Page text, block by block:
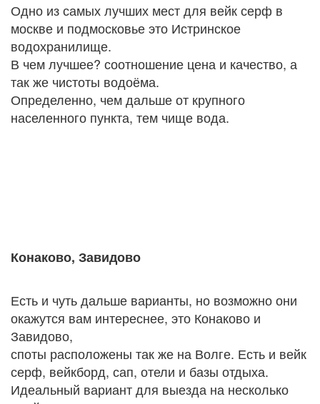
Одно из самых лучших мест для вейк серф в
москве и подмосковье это Истринское
водохранилище.
В чем лучшее? соотношение цена и качество, а
так же чистоты водоёма.
Определенно, чем дальше от крупного
населенного пункта, тем чище вода.
Конаково, Завидово
Есть и чуть дальше варианты, но возможно они
окажутся вам интереснее, это Конаково и
Завидово,
споты расположены так же на Волге. Есть и вейк
серф, вейкборд, сап, отели и базы отдыха.
Идеальный вариант для выезда на несколько